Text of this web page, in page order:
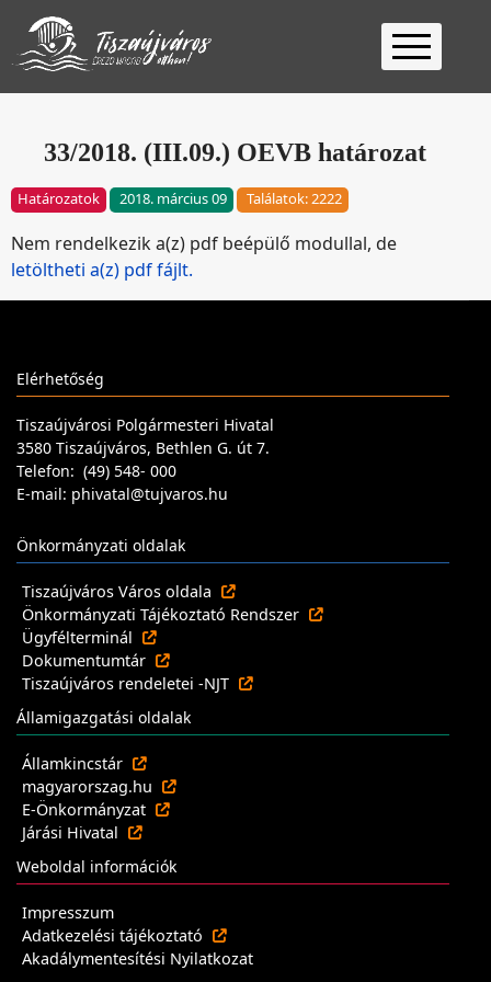
Kezdőlap
2026
33/2018. (III.09.) OEVB határozat
Határozatok 2018. március 09 Találatok: 2222
Nem rendelkezik a(z) pdf beépülő modullal, de
letöltheti a(z) pdf fájlt.
Elérhetőség
Tiszaújvárosi Polgármesteri Hivatal
3580 Tiszaújváros, Bethlen G. út 7.
Telefon: (49) 548- 000
E-mail: phivatal@tujvaros.hu
Önkormányzati oldalak
Tiszaújváros Város oldala
Önkormányzati Tájékoztató Rendszer
Ügyfélterminál
Dokumentumtár
Tiszaújváros rendeletei -NJT
Államigazgatási oldalak
Államkincstár
magyarorszag.hu
E-Önkormányzat
Járási Hivatal
Weboldal információk
Impresszum
Adatkezelési tájékoztató
Akadálymentesítési Nyilatkozat